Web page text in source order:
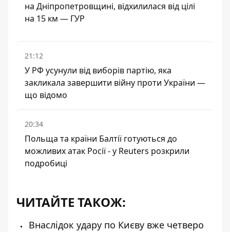
на Дніпропетровщині, відхилилася від цілі
на 15 км — ГУР
21:12
У РФ усунули від виборів партію, яка
закликала завершити війну проти України —
що відомо
20:34
Польща та країни Балтії готуються до
можливих атак Росії - у Reuters розкрили
подробиці
ЧИТАЙТЕ ТАКОЖ:
Внаслідок удару по Києву вже четверо